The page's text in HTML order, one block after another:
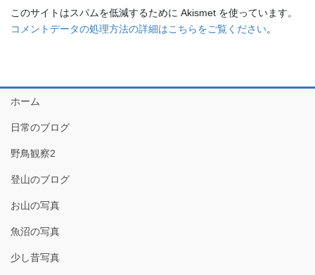
このサイトはスパムを低減するために Akismet を使っています。
コメントデータの処理方法の詳細はこちらをご覧ください。
ホーム
日常のブログ
野鳥観察2
登山のブログ
お山の写真
魚沼の写真
少し昔写真